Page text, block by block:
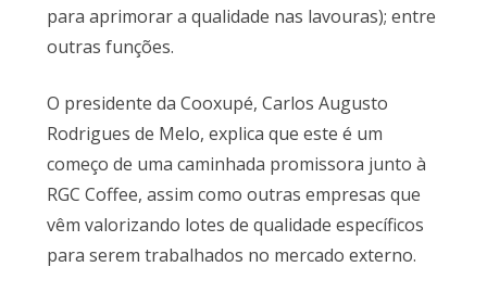
para aprimorar a qualidade nas lavouras); entre
outras funções.
O presidente da Cooxupé, Carlos Augusto
Rodrigues de Melo, explica que este é um
começo de uma caminhada promissora junto à
RGC Coffee, assim como outras empresas que
vêm valorizando lotes de qualidade específicos
para serem trabalhados no mercado externo.